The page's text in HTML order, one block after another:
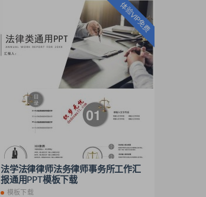
体验VIP免费
法学法律律师法务律师事务所工作汇
报通用PPT模板下载
模板下载